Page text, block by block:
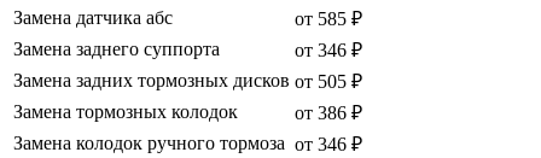
Замена датчика абс
от 585 ₽
Замена заднего суппорта
от 346 ₽
Замена задних тормозных дисков от 505 ₽
Замена тормозных колодок
от 386 ₽
Замена колодок ручного тормоза от 346 ₽